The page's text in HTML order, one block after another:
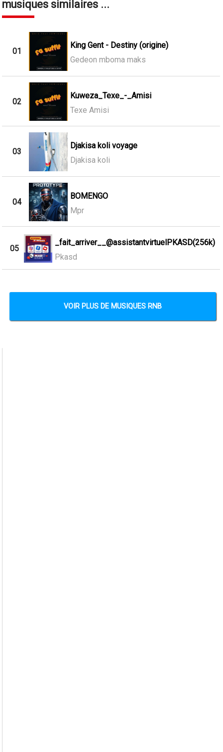
musiques similaires ...
01
King Gent - Destiny (origine)
Gedeon mboma maks
02
Kuweza_Texe_-_Amisi
Texe Amisi
03
Djakisa koli voyage
Djakisa koli
04
BOMENGO
Mpr
05
_fait_arriver__@assistantvirtuelPKASD(256k)
Pkasd
VOIR PLUS DE MUSIQUES RNB